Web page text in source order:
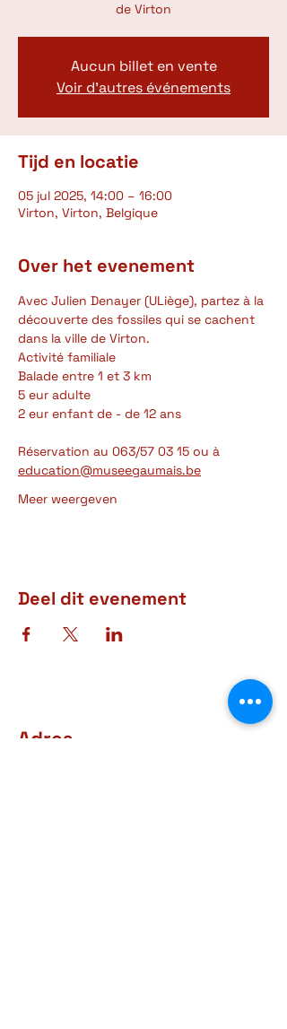
de Virton
Aucun billet en vente
Voir d'autres événements
Tijd en locatie
05 jul 2025, 14:00 – 16:00
Virton, Virton, Belgique
Over het evenement
Avec Julien Denayer (ULiège), partez à la
découverte des fossiles qui se cachent
dans la ville de Virton.
Activité familiale
Balade entre 1 et 3 km
5 eur adulte
2 eur enfant de - de 12 ans
Réservation au 063/57 03 15 ou à
education@museegaumais.be
Meer weergeven
Deel dit evenement
Adres